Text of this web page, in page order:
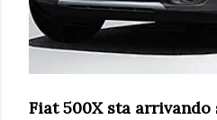
Fiat 500X sta